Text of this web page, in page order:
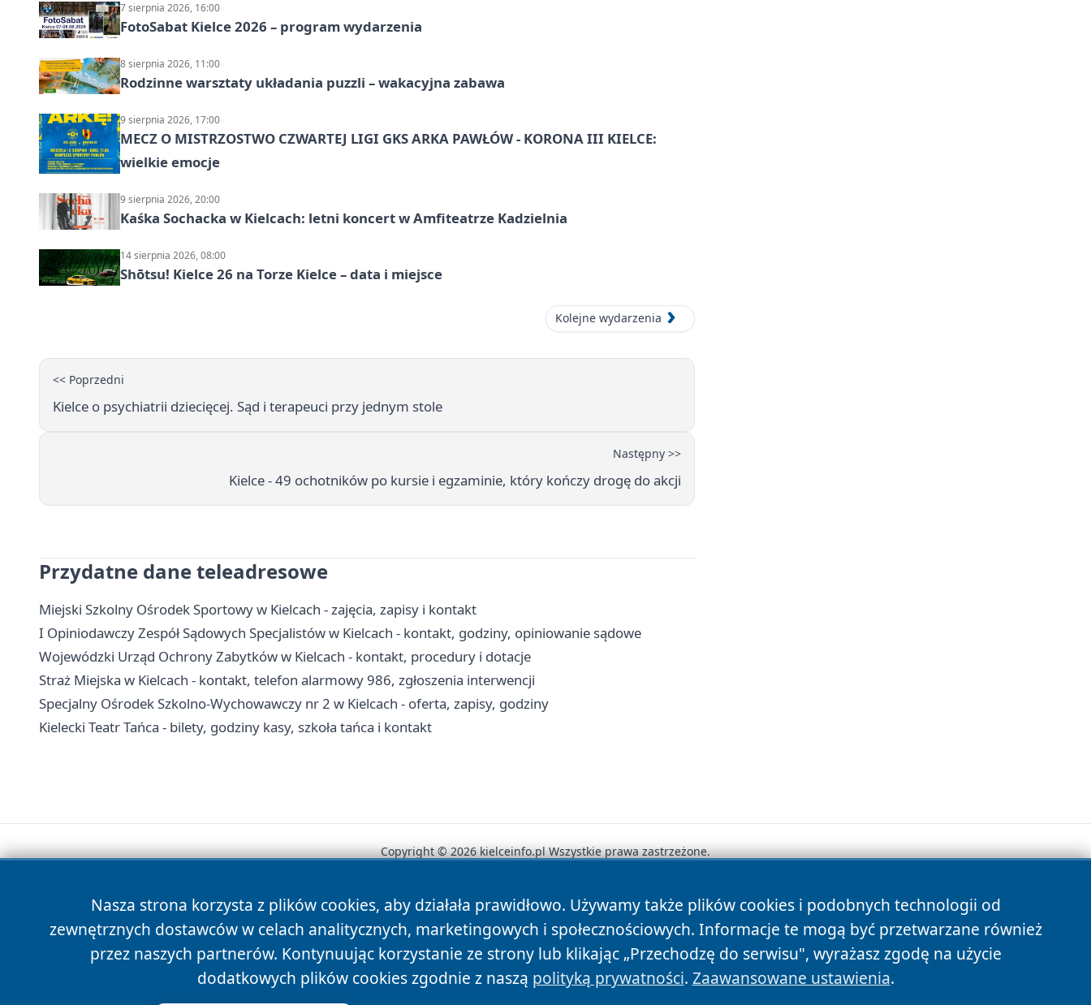
7 sierpnia 2026, 16:00
FotoSabat Kielce 2026 – program wydarzenia
8 sierpnia 2026, 11:00
Rodzinne warsztaty układania puzzli – wakacyjna zabawa
9 sierpnia 2026, 17:00
MECZ O MISTRZOSTWO CZWARTEJ LIGI GKS ARKA PAWŁÓW - KORONA III KIELCE:
wielkie emocje
9 sierpnia 2026, 20:00
Kaśka Sochacka w Kielcach: letni koncert w Amfiteatrze Kadzielnia
14 sierpnia 2026, 08:00
Shōtsu! Kielce 26 na Torze Kielce – data i miejsce
Kolejne wydarzenia
<< Poprzedni
Kielce o psychiatrii dziecięcej. Sąd i terapeuci przy jednym stole
Następny >>
Kielce - 49 ochotników po kursie i egzaminie, który kończy drogę do akcji
Przydatne dane teleadresowe
Miejski Szkolny Ośrodek Sportowy w Kielcach - zajęcia, zapisy i kontakt
I Opiniodawczy Zespół Sądowych Specjalistów w Kielcach - kontakt, godziny, opiniowanie sądowe
Wojewódzki Urząd Ochrony Zabytków w Kielcach - kontakt, procedury i dotacje
Straż Miejska w Kielcach - kontakt, telefon alarmowy 986, zgłoszenia interwencji
Specjalny Ośrodek Szkolno-Wychowawczy nr 2 w Kielcach - oferta, zapisy, godziny
Kielecki Teatr Tańca - bilety, godziny kasy, szkoła tańca i kontakt
Nasza strona korzysta z plików cookies, aby działała prawidłowo. Używamy także plików cookies i podobnych technologii od
zewnętrznych dostawców w celach analitycznych, marketingowych i społecznościowych. Informacje te mogą być przetwarzane również
przez naszych partnerów. Kontynuując korzystanie ze strony lub klikając „Przechodzę do serwisu", wyrażasz zgodę na użycie
dodatkowych plików cookies zgodnie z naszą polityką prywatności. Zaawansowane ustawienia.
Copyright © 2026 kielceinfo.pl Wszystkie prawa zastrzeżone.
News Autorzy Polityka Prywatności Polityka Cookies